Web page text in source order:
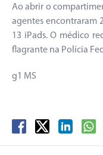
Ao abrir o
agentes encontraram
13 iPads. O médico
flagrante na Polícia
g1 MS